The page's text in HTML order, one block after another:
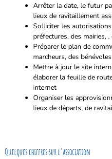
Arrêter la date, le futur
lieux de ravitaillement
Solliciter les
préfectures, des mairies, ,
Préparer le plan de
marcheurs, des
Mettre à jour le site
élaborer la feuille de
internet
Organiser les
lieux de départs, de
Quelques chiffres sur l'association